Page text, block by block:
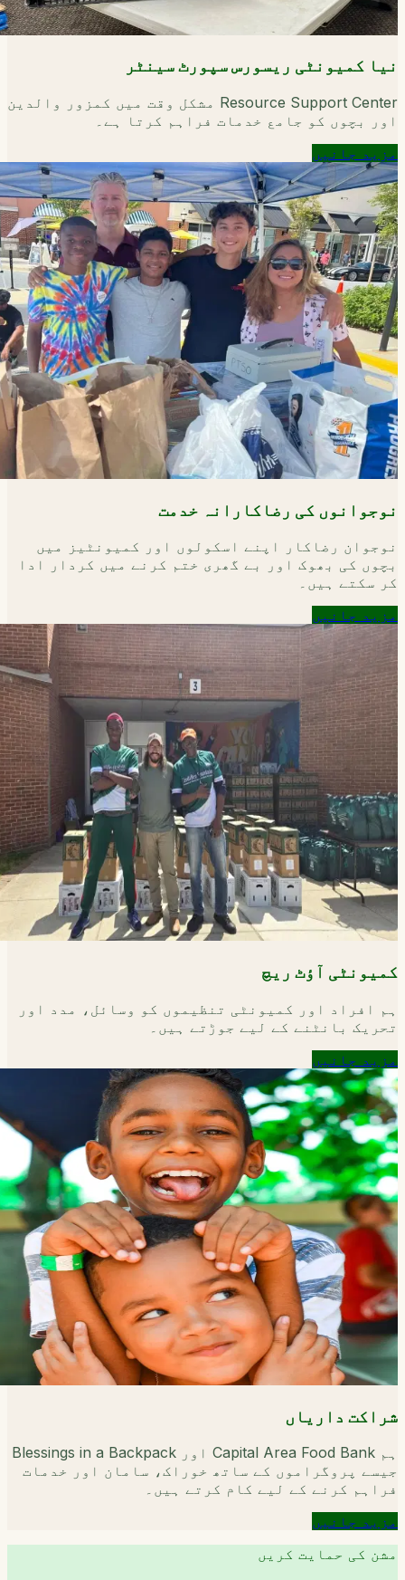
نیا کمیونٹی ریسورس سپورٹ سینٹر
Resource Support Center مشکل وقت میں کمزور والدین
اور بچوں کو جامع خدمات فراہم کرتا ہے۔
مزید جانیں
نوجوانوں کی رضاکارانہ خدمت
نوجوان رضاکار اپنے اسکولوں اور کمیونٹیز میں
بچوں کی بھوک اور بے گھری ختم کرنے میں کردار ادا
کر سکتے ہیں۔
مزید جانیں
کمیونٹی آؤٹ ریچ
ہم افراد اور کمیونٹی تنظیموں کو وسائل، مدد اور
تحریک بانٹنے کے لیے جوڑتے ہیں۔
مزید جانیں
شراکت داریاں
ہم Capital Area Food Bank اور Blessings in a Backpack
جیسے پروگراموں کے ساتھ خوراک، سامان اور خدمات
فراہم کرنے کے لیے کام کرتے ہیں۔
مزید جانیں
مشن کی حمایت کریں